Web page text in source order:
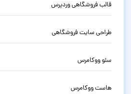
قالب فروشگاهی وردپرس
طراحی سایت فروشگاهی
سئو ووکامرس
هاست ووکامرس